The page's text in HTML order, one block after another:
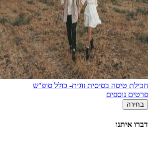
חבילת טיסה בסיסית זוגית- כולל סופ"ש
פרטים נוספים
בחירה
דברו איתנו